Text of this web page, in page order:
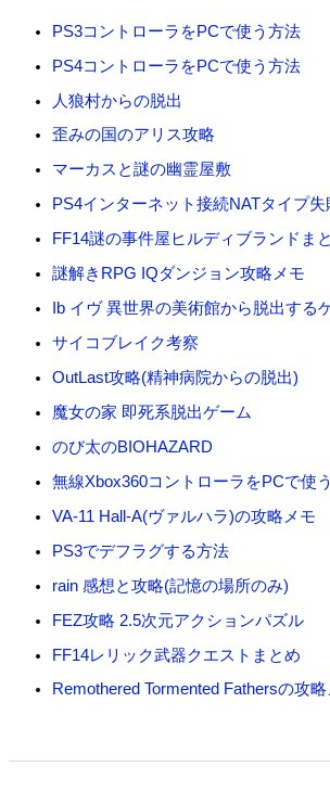
PS3コントローラをPCで使う方法
PS4コントローラをPCで使う方法
人狼村からの脱出
歪みの国のアリス攻略
マーカスと謎の幽霊屋敷
PS4インターネット接続NATタイプ
FF14謎の事件屋ヒルディブランドま
謎解きRPG IQダンジョン攻略メモ
Ib イヴ 異世界の美術館から脱出する
サイコブレイク考察
OutLast攻略(精神病院からの脱出)
魔女の家 即死系脱出ゲーム
のび太のBIOHAZARD
無線Xbox360コントローラをPCで使
VA-11 Hall-A(ヴァルハラ)の攻略メモ
PS3でデフラグする方法
rain 感想と攻略(記憶の場所のみ)
FEZ攻略 2.5次元アクションパズル
FF14レリック武器クエストまとめ
Remothered Tormented Fathersの攻略